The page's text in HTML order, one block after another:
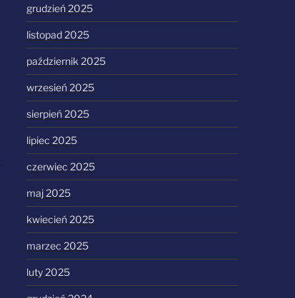
grudzień 2025
listopad 2025
październik 2025
wrzesień 2025
sierpień 2025
lipiec 2025
czerwiec 2025
maj 2025
kwiecień 2025
marzec 2025
luty 2025